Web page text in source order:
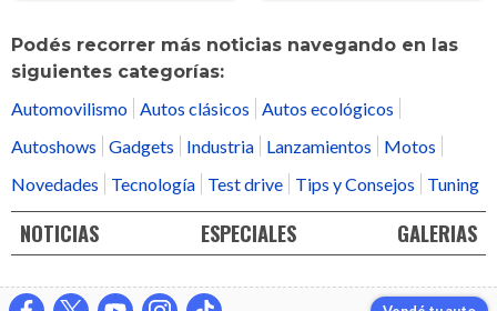
Podés recorrer más noticias navegando en las
siguientes categorías:
Automovilismo
Autos clásicos
Autos ecológicos
Autoshows
Gadgets Industria Lanzamientos
Motos
Novedades
Tecnología Test drive Tips y Consejos Tuning
NOTICIAS ESPECIALES GALERIAS